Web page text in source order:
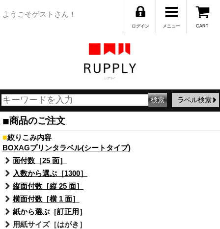
ようこそゲストさん！
CART
メニュー
ログイン
ラベル検索
■商品のご注文
■絞りこみ内容
BOXAGプリンタラベル(シートタイプ)
面付数［25 面］
入数から選ぶ［1300］
縦面付数［縦 25 面］
横面付数［横 1 面］
紙から選ぶ［訂正用］
用紙サイズ［はがき］